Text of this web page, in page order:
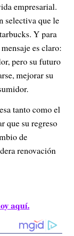
empresarial.
selectiva que le
Y para
es claro:
pero su futuro
mejorar su
tanto como el
que su regreso
de
renovación
aquí.